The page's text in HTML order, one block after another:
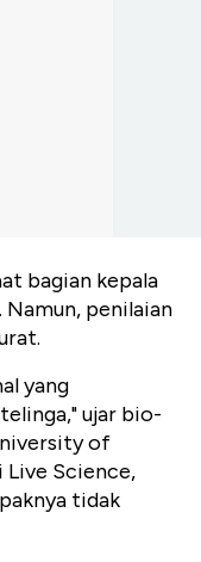
bagian kepala
Namun, penilaian
yang
ujar bio-
of
Science,
tidak